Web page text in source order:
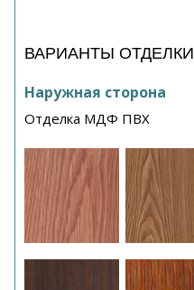
ВАРИАНТЫ ОТДЕЛКИ
Наружная сторона
Отделка МДФ ПВХ